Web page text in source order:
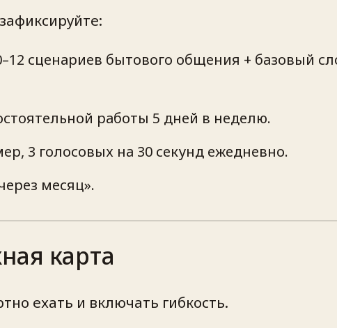
сценариев бытового общения + базовый
работы 5 дней в неделю.
3 голосовых на 30 секунд ежедневно.
месяц».
карта
ехать и включать гибкость.